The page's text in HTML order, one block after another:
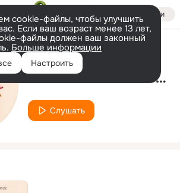
Войти
cookie-файлы, чтобы улучшить
Если ваш возраст менее 13 лет,
файлы должен ваш законный
Больше информации
Настроить
Исполнитель
Orchestre d'Harmonie du Sud de l'Ernée
Слушать